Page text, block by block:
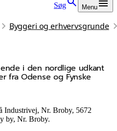
Søg Menu
Byggeri og erhvervsgrunde
i den nordlige udkant
fra Odense og Fynske
Industrivej, Nr. Broby, 5672
by, Nr. Broby.